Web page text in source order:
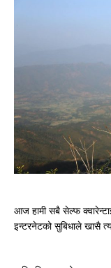
आज हामी सबै सेल्फ
इन्टरनेटको सुबिधाले खासै